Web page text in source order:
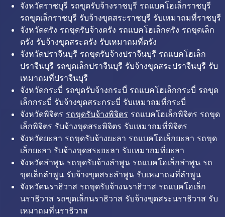
จังหวัดราชบุรี รถขุดรับจ้างราชบุรี รถแบคโฮเล็กราชบุรี
รถขุดเล็กราชบุรี รับจ้างขุดสระราชบุรี รับเหมาถมที่ราชบุรี
จังหวัดตรัง รถขุดรับจ้างตรัง รถแบคโฮเล็กตรัง รถขุดเล็ก
ตรัง รับจ้างขุดสระตรัง รับเหมาถมที่ตรัง
จังหวัดปราจีนบุรี รถขุดรับจ้างปราจีนบุรี รถแบคโฮเล็ก
ปราจีนบุรี รถขุดเล็กปราจีนบุรี รับจ้างขุดสระปราจีนบุรี รับ
เหมาถมที่ปราจีนบุรี
จังหวัดกระบี่ รถขุดรับจ้างกระบี่ รถแบคโฮเล็กกระบี่ รถขุด
เล็กกระบี่ รับจ้างขุดสระกระบี่ รับเหมาถมที่กระบี่
จังหวัดพิจิตร รถขุดรับจ้างพิจิตร รถแบคโฮเล็กพิจิตร รถขุด
เล็กพิจิตร รับจ้างขุดสระพิจิตร รับเหมาถมที่พิจิตร
จังหวัดยะลา รถขุดรับจ้างยะลา รถแบคโฮเล็กยะลา รถขุด
เล็กยะลา รับจ้างขุดสระยะลา รับเหมาถมที่ยะลา
จังหวัดลำพูน รถขุดรับจ้างลำพูน รถแบคโฮเล็กลำพูน รถ
ขุดเล็กลำพูน รับจ้างขุดสระลำพูน รับเหมาถมที่ลำพูน
จังหวัดนราธิวาส รถขุดรับจ้างนราธิวาส รถแบคโฮเล็ก
นราธิวาส รถขุดเล็กนราธิวาส รับจ้างขุดสระนราธิวาส รับ
เหมาถมที่นราธิวาส